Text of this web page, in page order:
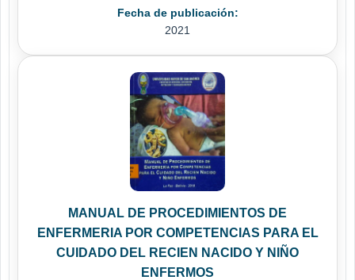
Fecha de publicación:
2021
MANUAL DE PROCEDIMIENTOS DE
ENFERMERIA POR COMPETENCIAS PARA EL
CUIDADO DEL RECIEN NACIDO Y NIÑO
ENFERMOS